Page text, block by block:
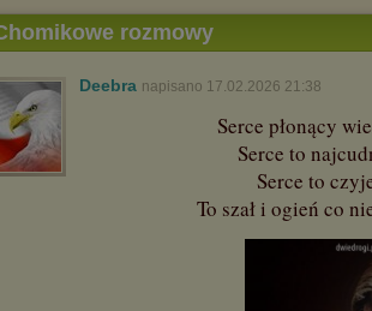
rozmowy
Deebra napisano 17.02.2026 21:38
Serce płonący
Serce to
Serce to
To szał i ogień co